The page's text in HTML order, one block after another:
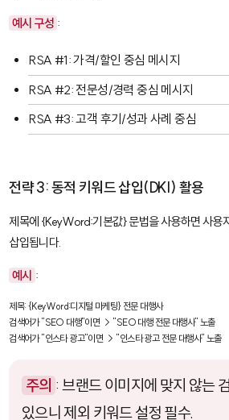
예시 구성 :
RSA #1: 가격/할인 중심 메시지
RSA #2: 전문성/경력 중심 메시지
RSA #3: 고객 후기/성과 사례 중심
전략 3: 동적 키워드 삽입(DKI) 활용
제목에 {KeyWord:기본값}문법을 사용하면 사용
삽입됩니다.
예시 :
제목: {KeyWord:디지털 마케팅} 전문 대행사
검색어가 "SEO 대행"이면 → "SEO 대행 전문 대행사" 노출
검색어가 "인스타 광고"이면 → "인스타 광고 전문 대행사" 노출
주의 : 브랜드 이미지에 맞지 않는
있으니 제외 키워드 설정 필수.